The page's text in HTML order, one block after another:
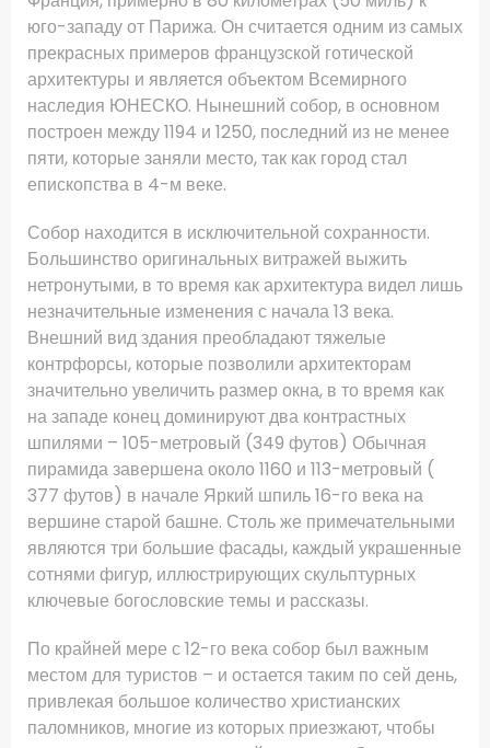
юго-западу от Парижа. Он считается одним из самых
прекрасных примеров французской готической
архитектуры и является объектом Всемирного
наследия ЮНЕСКО. Нынешний собор, в основном
построен между 1194 и 1250, последний из не менее
пяти, которые заняли место, так как город стал
епископства в 4-м веке.
Собор находится в исключительной сохранности.
Большинство оригинальных витражей выжить
нетронутыми, в то время как архитектура видел лишь
незначительные изменения с начала 13 века.
Внешний вид здания преобладают тяжелые
контрфорсы, которые позволили архитекторам
значительно увеличить размер окна, в то время как
на западе конец доминируют два контрастных
шпилями – 105-метровый (349 футов) Обычная
пирамида завершена около 1160 и 113-метровый (
377 футов) в начале Яркий шпиль 16-го века на
вершине старой башне. Столь же примечательными
являются три большие фасады, каждый украшенные
сотнями фигур, иллюстрирующих скульптурных
ключевые богословские темы и рассказы.
По крайней мере с 12-го века собор был важным
местом для туристов – и остается таким по сей день,
привлекая большое количество христианских
паломников, многие из которых приезжают, чтобы